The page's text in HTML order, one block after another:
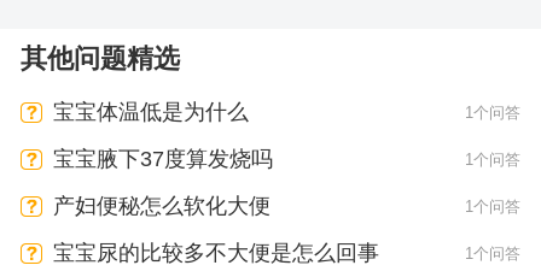
其他问题精选
宝宝体温低是为什么 1个问答
宝宝腋下37度算发烧吗 1个问答
产妇便秘怎么软化大便 1个问答
宝宝尿的比较多不大便是怎么回事 1个问答